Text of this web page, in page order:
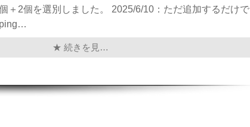
＋2個を選別しました。 2025/6/10：ただ追加するだけで
★ 続きを見…